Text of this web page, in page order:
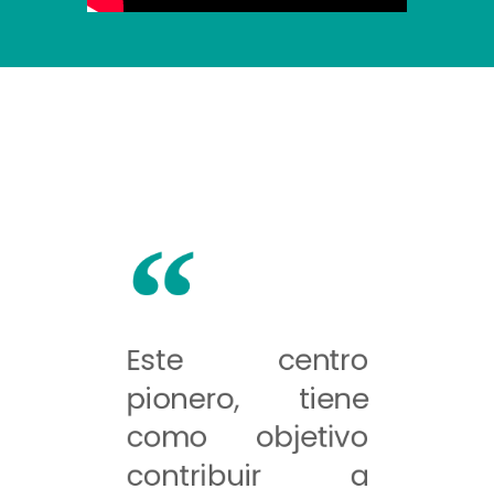
Este centro
pionero, tiene
como objetivo
contribuir a